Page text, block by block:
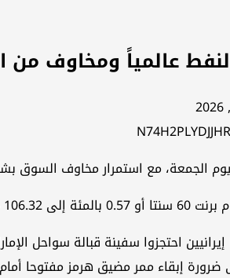
النفط عالمياً ومخاوف
الجمعة، مع استمرار مخاوف السوق
أو 0.53 بالمئة إلى ⁠101.71 دولار.
إيرانيين احتجزوا سفينة قبالة سواحل
إبقاء ممر مضيق هرمز مفتوحا